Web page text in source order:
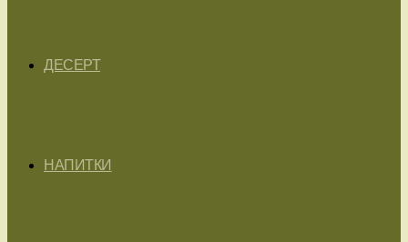
ДЕСЕРТ
НАПИТКИ